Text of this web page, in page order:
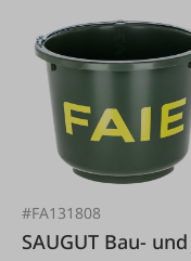
#FA131808
SAUGUT Bau- und